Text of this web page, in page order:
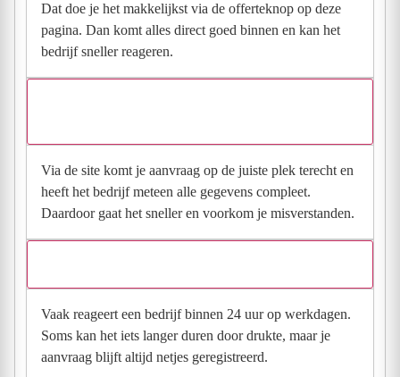
Dat doe je het makkelijkst via de offerteknop op deze
pagina. Dan komt alles direct goed binnen en kan het
bedrijf sneller reageren.
Via de site komt je aanvraag op de juiste plek terecht en
heeft het bedrijf meteen alle gegevens compleet.
Daardoor gaat het sneller en voorkom je misverstanden.
Vaak reageert een bedrijf binnen 24 uur op werkdagen.
Soms kan het iets langer duren door drukte, maar je
aanvraag blijft altijd netjes geregistreerd.